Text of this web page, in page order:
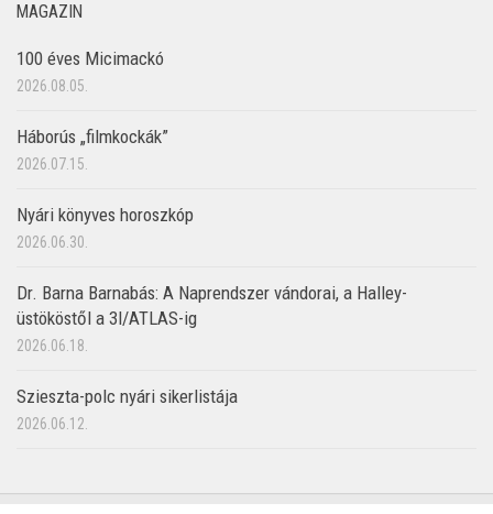
MAGAZIN
100 éves Micimackó
2026.08.05.
Háborús „filmkockák”
2026.07.15.
Nyári könyves horoszkóp
2026.06.30.
Dr. Barna Barnabás: A Naprendszer vándorai, a Halley-
üstököstől a 3I/ATLAS-ig
2026.06.18.
Szieszta-polc nyári sikerlistája
2026.06.12.